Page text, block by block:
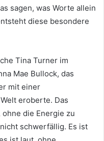
sagen, was Worte allein
diese besondere
Tina Turner im
Mae Bullock, das
mit einer
eroberte. Das
die Energie zu
schwerfällig. Es ist